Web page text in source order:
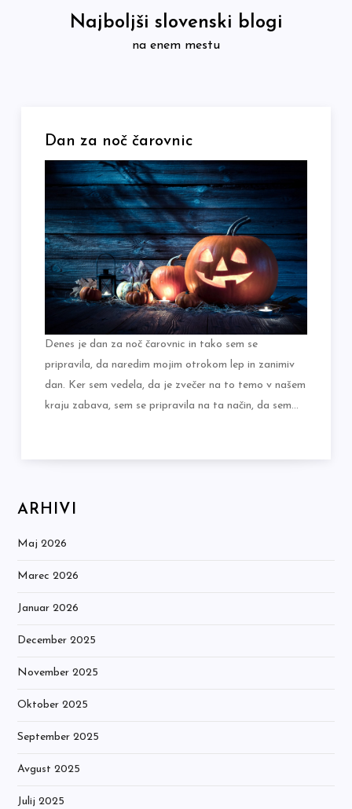
Najboljši slovenski blogi
na enem mestu
Dan za noč čarovnic
Denes je dan za noč čarovnic in tako sem se
pripravila, da naredim mojim otrokom lep in zanimiv
dan. Ker sem vedela, da je zvečer na to temo v našem
kraju zabava, sem se pripravila na ta način, da sem…
ARHIVI
Maj 2026
Marec 2026
Januar 2026
December 2025
November 2025
Oktober 2025
September 2025
Avgust 2025
Julij 2025